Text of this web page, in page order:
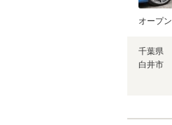
オープン
千葉県
白井市